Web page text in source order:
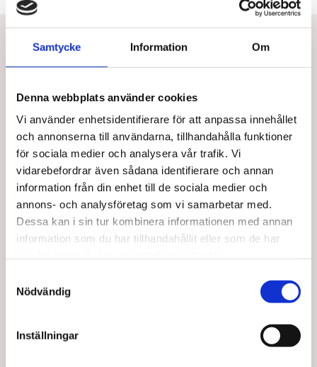
Samtycke Information Om
Denna webbplats använder cookies
Vi använder enhetsidentifierare för att anpassa innehållet
och annonserna till användarna, tillhandahålla funktioner
för sociala medier och analysera vår trafik. Vi
vidarebefordrar även sådana identifierare och annan
information från din enhet till de sociala medier och
annons- och analysföretag som vi samarbetar med.
Dessa kan i sin tur kombinera informationen med annan
information som du har tillhandahållit eller som de har
Nödvändig
Inställningar
Snabb leverans
Utbildad personal
Taj Mahal Hair & Beauty AB
Mejl:kontakt@tajmahal.se
Taj Mahal är Nordens första löshårsbutik med ett brett
sortiment inom löshår, peruker, och hårprodukter. Hos